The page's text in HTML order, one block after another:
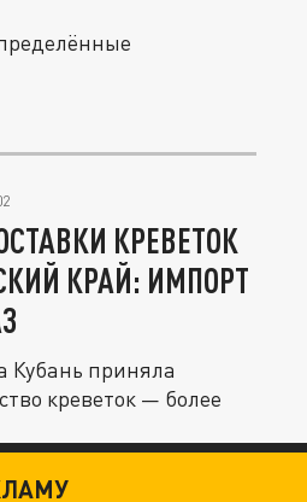
КРЕВЕТОК
КРАЙ: ИМПОРТ
Кубань приняла
креветок — более